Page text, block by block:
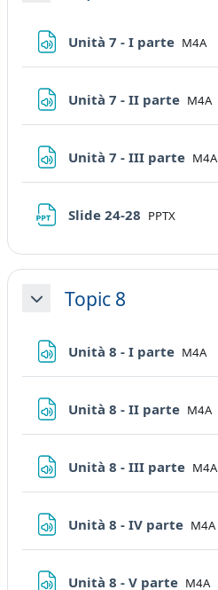
Unità 7 - I parte File
M4A
Unità 7 - II parte File
M4A
Unità 7 - III parte File
M4A
Slide 24-28 File
PPTX
MinimizzaTopic 8
Unità 8 - I parte File
M4A
Unità 8 - II parte File
M4A
Unità 8 - III parte File
M4A
Unità 8 - IV parte File
M4A
Unità 8 - V parte File
M4A